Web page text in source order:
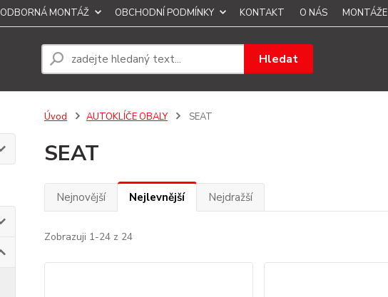
ODBORNÁ MONTÁŽ OBCHODNÍ PODMÍNKY KONTAKT O NÁS MONTÁŽE
Hledat
Úvod AUTOKLÍČE OBALY SEAT
SEAT
Nejnovější Nejlevnější Nejdražší
Zobrazuji 1-24 z 24